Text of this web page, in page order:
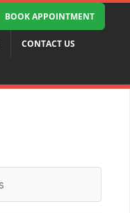
BOOK APPOINTMENT
CONTACT US